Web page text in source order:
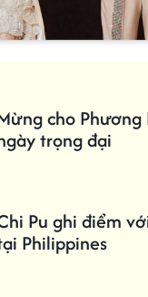
cho
trọng đại
Pu ghi điểm
Philippines